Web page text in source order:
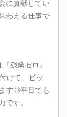
に貢献してい
わえる仕事で
残業ゼロ』
けて、ピッ
す◎平日でも
です。